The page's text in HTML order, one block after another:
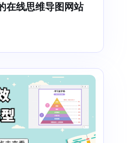
在线思维导图网站